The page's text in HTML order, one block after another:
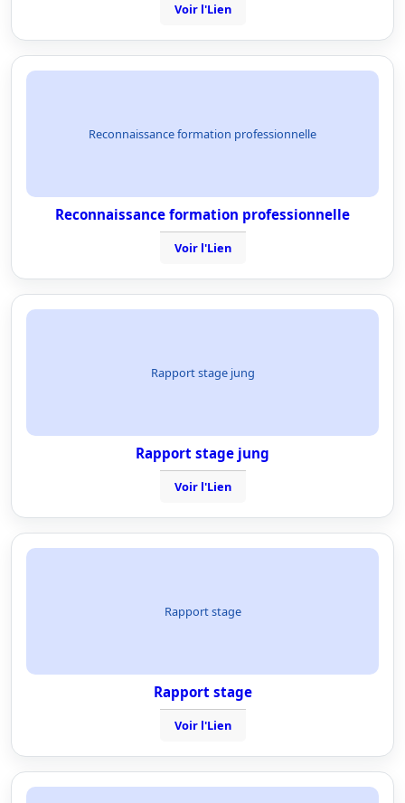
Voir l'Lien
Reconnaissance formation professionnelle
Reconnaissance formation professionnelle
Voir l'Lien
Rapport stage jung
Rapport stage jung
Voir l'Lien
Rapport stage
Rapport stage
Voir l'Lien